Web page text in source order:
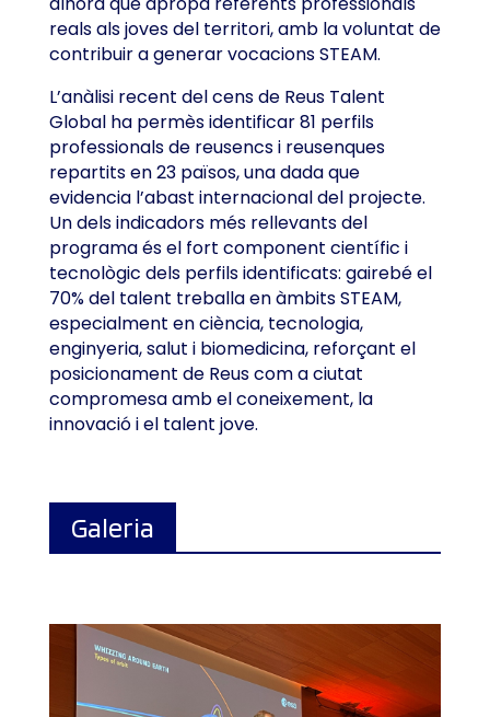
reals als joves del territori, amb la voluntat de
contribuir a generar vocacions STEAM.
L’anàlisi recent del cens de Reus Talent
Global ha permès identificar 81 perfils
professionals de reusencs i reusenques
repartits en 23 països, una dada que
evidencia l’abast internacional del projecte.
Un dels indicadors més rellevants del
programa és el fort component científic i
tecnològic dels perfils identificats: gairebé el
70% del talent treballa en àmbits STEAM,
especialment en ciència, tecnologia,
enginyeria, salut i biomedicina, reforçant el
posicionament de Reus com a ciutat
compromesa amb el coneixement, la
innovació i el talent jove.
Galeria